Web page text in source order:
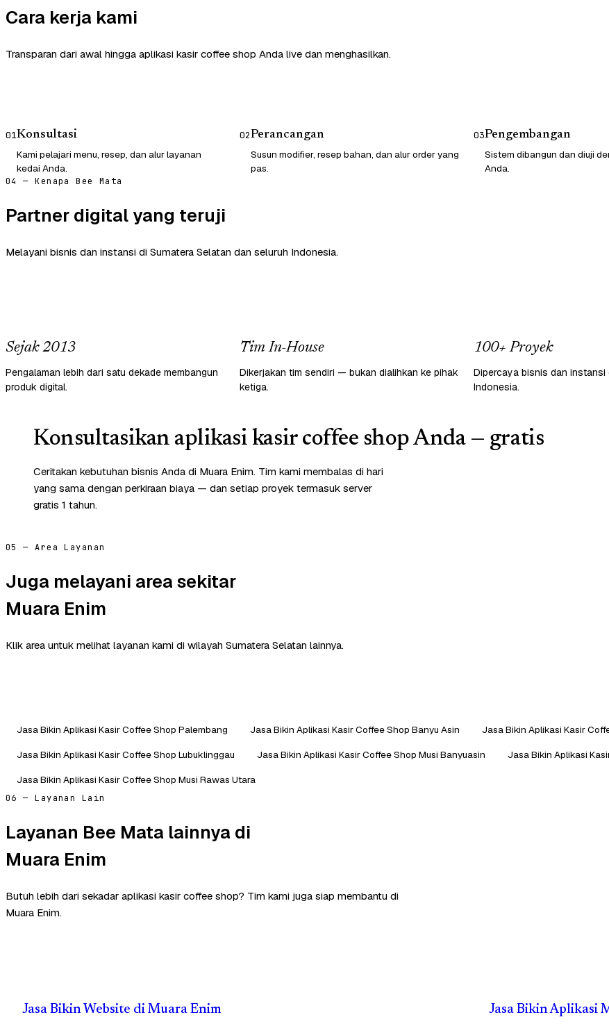
Cara kerja kami
Transparan dari awal hingga aplikasi kasir coffee shop Anda live dan menghasilkan.
01Konsultasi
Kami pelajari menu, resep, dan alur layanan
kedai Anda.
02Perancangan
Susun modifier, resep bahan, dan alur order yang
pas.
03Pengembangan
Sistem dibangun dan diuji
Anda.
04 — Kenapa Bee Mata
Partner digital yang teruji
Melayani bisnis dan instansi di Sumatera Selatan dan seluruh Indonesia.
Sejak 2013
Pengalaman lebih dari satu dekade membangun
produk digital.
Tim In-House
Dikerjakan tim sendiri — bukan dialihkan ke pihak
ketiga.
100+ Proyek
Dipercaya bisnis dan instansi
Indonesia.
Konsultasikan aplikasi kasir coffee shop Anda — gratis
Ceritakan kebutuhan bisnis Anda di Muara Enim. Tim kami membalas di hari
yang sama dengan perkiraan biaya — dan setiap proyek termasuk server
gratis 1 tahun.
05 — Area Layanan
Juga melayani area sekitar
Muara Enim
Klik area untuk melihat layanan kami di wilayah Sumatera Selatan lainnya.
Jasa Bikin Aplikasi Kasir Coffee Shop Palembang Jasa Bikin Aplikasi Kasir Coffee Shop Banyu Asin Jasa Bikin Aplikasi Kasir
Jasa Bikin Aplikasi Kasir Coffee Shop Lubuklinggau
Jasa Bikin Aplikasi Kasir Coffee Shop Musi Banyuasin
Jasa Bikin Aplikasi
Jasa Bikin Aplikasi Kasir Coffee Shop Musi Rawas Utara
06 — Layanan Lain
Layanan Bee Mata lainnya di
Muara Enim
Butuh lebih dari sekadar aplikasi kasir coffee shop? Tim kami juga siap membantu di
Muara Enim.
Jasa Bikin Website di Muara Enim Jasa Bikin Aplikasi